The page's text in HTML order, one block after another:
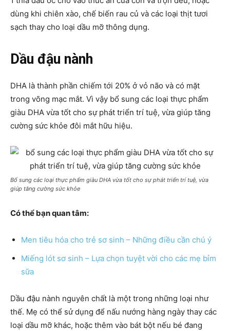
dùng khi chiên xào, chế biến rau củ và các loại thịt tươi
sạch thay cho loại dầu mỡ thông dụng.
Dầu đậu nành
DHA là thành phần chiếm tới 20% ở vỏ não và có mặt
trong võng mạc mắt. Vì vậy bổ sung các loại thực phẩm
giàu DHA vừa tốt cho sự phát triển trí tuệ, vừa giúp tăng
cường sức khỏe đôi mắt hữu hiệu.
Bổ sung các loại thực phẩm giàu DHA vừa tốt cho sự phát triển trí tuệ, vừa
giúp tăng cường sức khỏe
Có thể bạn quan tâm:
Men tiêu hóa cho trẻ sơ sinh – Những điều cần chú ý
Miếng lót sơ sinh – Lựa chọn tuyệt vời cho các mẹ bỉm
sữa
Dầu đậu nành nguyên chất là một trong những loại như
thế. Mẹ có thể sử dụng để nấu nướng hàng ngày thay các
loại dầu mỡ khác, hoặc thêm vào bát bột nếu bé đang